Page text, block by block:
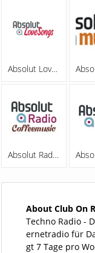
Absolut Lovesongs
Absolut Radio Coffeemusic
About Club On
Techno Radio -
ernetradio für
gt 7 Tage pro